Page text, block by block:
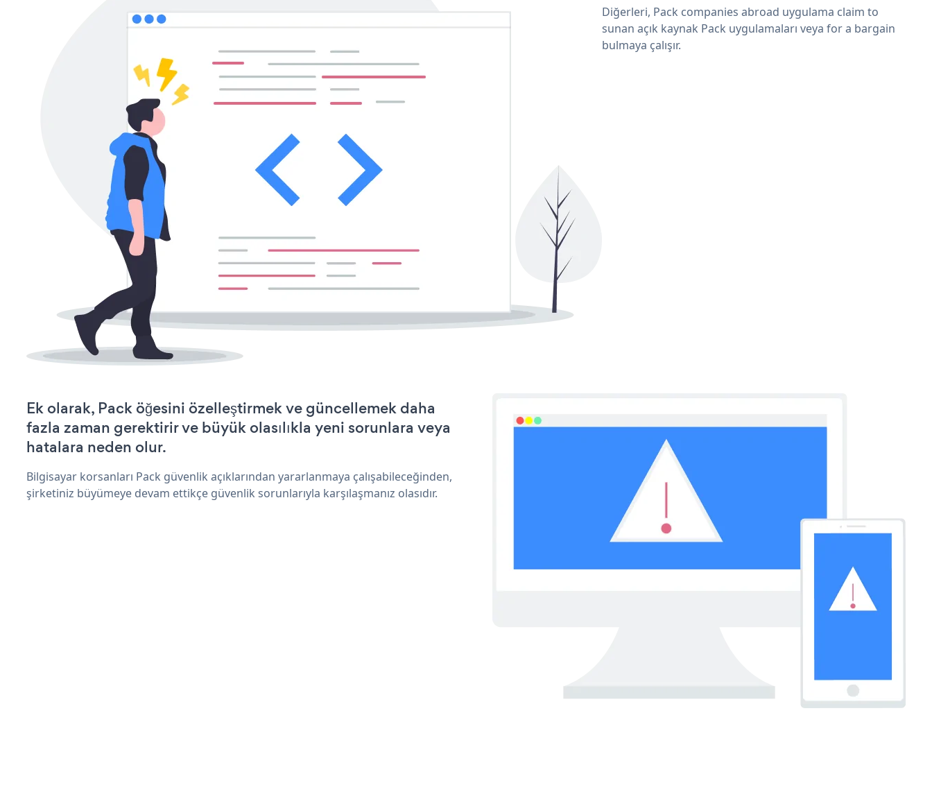
Diğerleri, Pack companies abroad uygulama claim to
sunan açık kaynak Pack uygulamaları veya for a bargain
bulmaya çalışır.
Ek olarak, Pack öğesini özelleştirmek ve güncellemek daha
fazla zaman gerektirir ve büyük olasılıkla yeni sorunlara veya
hatalara neden olur.
Bilgisayar korsanları Pack güvenlik açıklarından yararlanmaya çalışabileceğinden,
şirketiniz büyümeye devam ettikçe güvenlik sorunlarıyla karşılaşmanız olasıdır.